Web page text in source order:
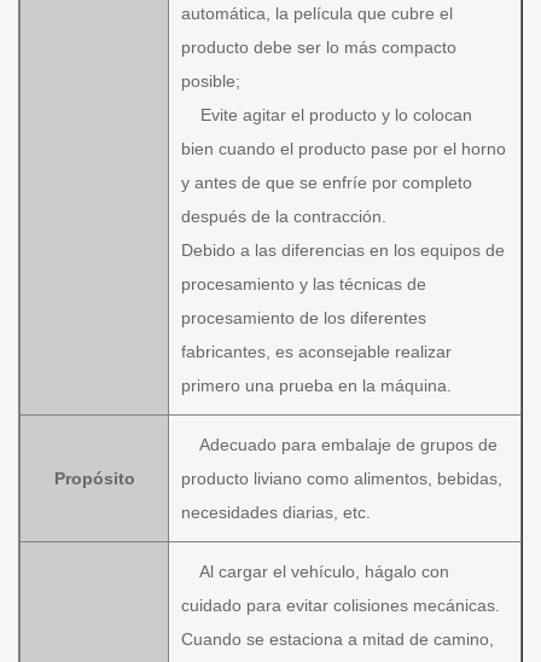
automática, la película que cubre el
producto debe ser lo más compacto
posible;
Evite agitar el producto y lo colocan
bien cuando el producto pase por el horno
y antes de que se enfríe por completo
después de la contracción.
Debido a las diferencias en los equipos de
procesamiento y las técnicas de
procesamiento de los diferentes
fabricantes, es aconsejable realizar
primero una prueba en la máquina.
Propósito
Adecuado para embalaje de grupos de
producto liviano como alimentos, bebidas,
necesidades diarias, etc.
Al cargar el vehículo, hágalo con
cuidado para evitar colisiones mecánicas.
Cuando se estaciona a mitad de camino,